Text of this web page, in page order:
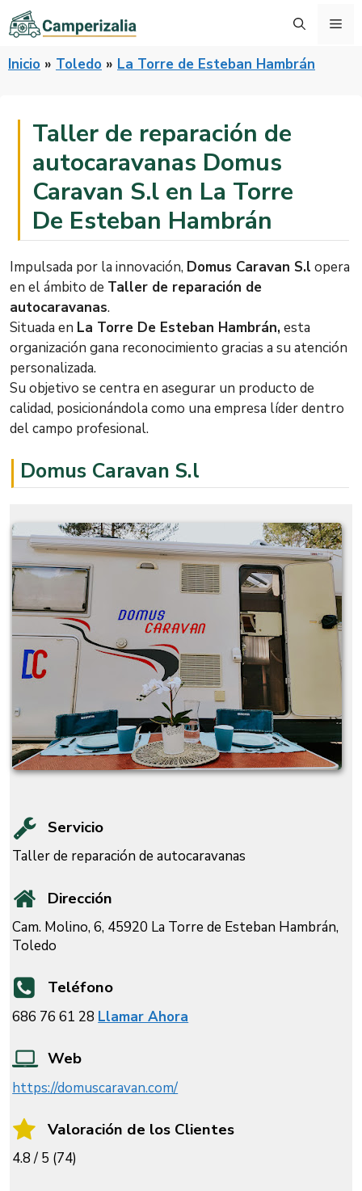
Saltar
al
Inicio » Toledo » La Torre de Esteban Hambrán
Taller de reparación de
autocaravanas Domus
Caravan S.l en La Torre
De Esteban Hambrán
Impulsada por la innovación, Domus Caravan S.l opera
en el ámbito de Taller de reparación de
autocaravanas.
Situada en La Torre De Esteban Hambrán,esta
organización gana reconocimiento gracias a su atención
personalizada.
Su objetivo se centra en asegurar un producto de
calidad, posicionándola como una empresa líder dentro
del campo profesional.
Domus Caravan S.l
Servicio
Taller de reparación de autocaravanas
Dirección
Cam. Molino, 6, 45920 La Torre de Esteban Hambrán,
Toledo
Teléfono
686 76 61 28 Llamar Ahora
Web
https://domuscaravan.com/
Valoración de los Clientes
4.8 / 5 (74)